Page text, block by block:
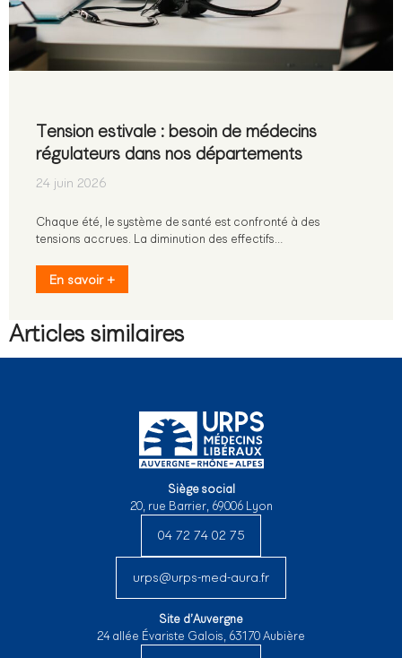
Articles similaires
Tension estivale : besoin de médecins
régulateurs dans nos départements
24 juin 2026
Chaque été, le système de santé est confronté à des
tensions accrues. La diminution des effectifs…
En savoir +
Siège social
20, rue Barrier, 69006 Lyon
04 72 74 02 75
urps@urps-med-aura.fr
Site d’Auvergne
24 allée Évariste Galois, 63170 Aubière